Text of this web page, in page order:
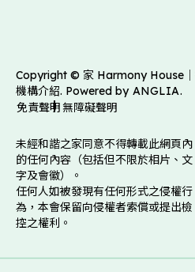
Copyright © 家 Harmony House｜
機構介紹. Powered by ANGLIA.
免責聲明無障礙聲明
未經和諧之家同意不得轉載此網頁內
的任何內容（包括但不限於相片、文
字及會徽）。
任何人如被發現有任何形式之侵權行
為，本會保留向侵權者索償或提出檢
控之權利。